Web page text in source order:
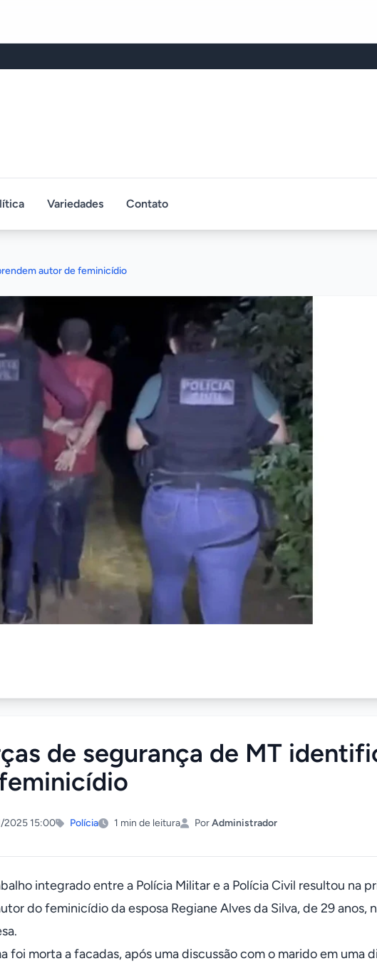
Variedades Contato
autor de feminicídio
de segurança de MT
2025 15:00 Polícia 1 min de leitura PorAdministrador
integrado entre a Polícia Militar e a Polícia Civil resultou na
do feminicídio da esposa Regiane Alves da Silva, de 29 anos,
foi morta a facadas, após uma discussão com o marido em uma